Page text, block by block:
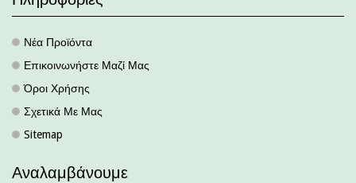
. Νέα Προϊόντα
. Επικοινωνήστε Μαζί Μας
. Όροι Χρήσης
. Σχετικά Με Μας
. Sitemap
Αναλαμβάνουμε